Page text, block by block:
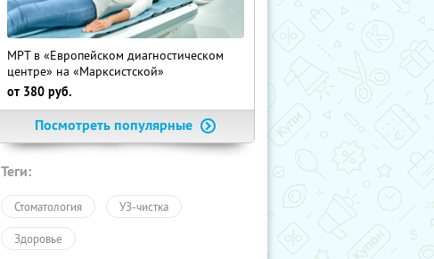
МРТ в «Европейском диагностическом
центре» на «Марксистской»
от 380 руб.
Посмотреть популярные
Теги:
Стоматология УЗ-чистка
Здоровье